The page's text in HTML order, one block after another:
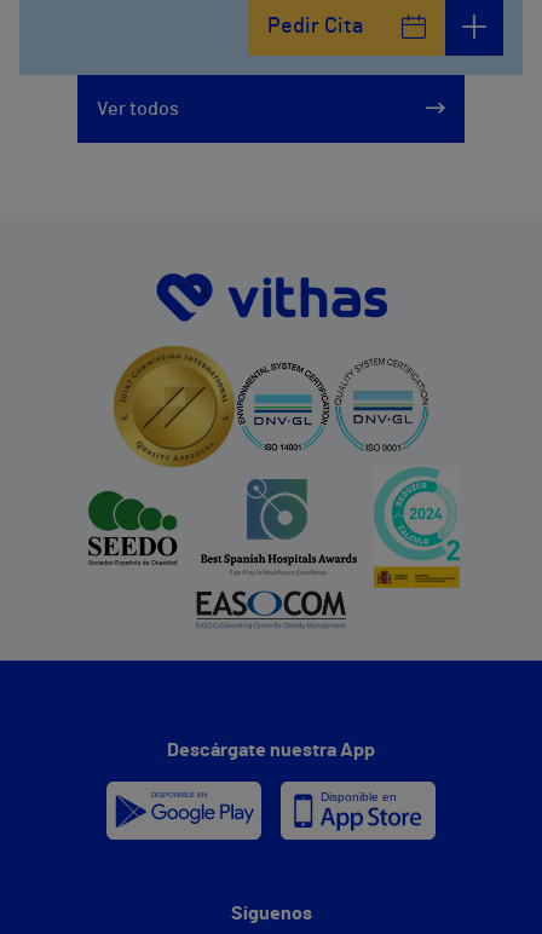
Pedir Cita
Ver todos
Descárgate nuestra App
Síguenos